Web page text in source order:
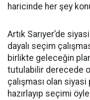
haricinde her şey
Artık Sarıyer’de
dayalı seçim
birlikte geleceğin
tutulabilir derecede
çalışması olan
hazırlayıp seçimi